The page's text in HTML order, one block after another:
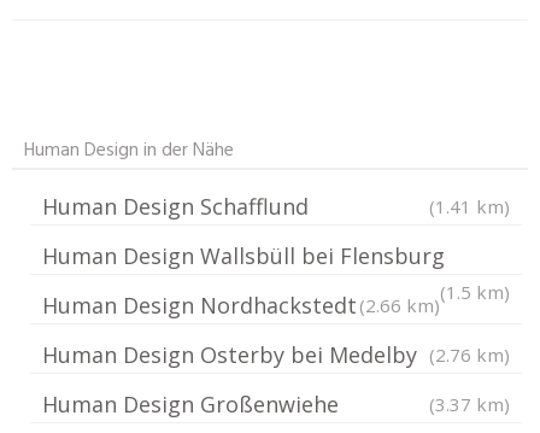
Human Design in der Nähe
Human Design Schafflund (1.41 km)
Human Design Wallsbüll bei Flensburg
(1.5 km)
Human Design Nordhackstedt (2.66 km)
Human Design Osterby bei Medelby (2.76 km)
Human Design Großenwiehe (3.37 km)